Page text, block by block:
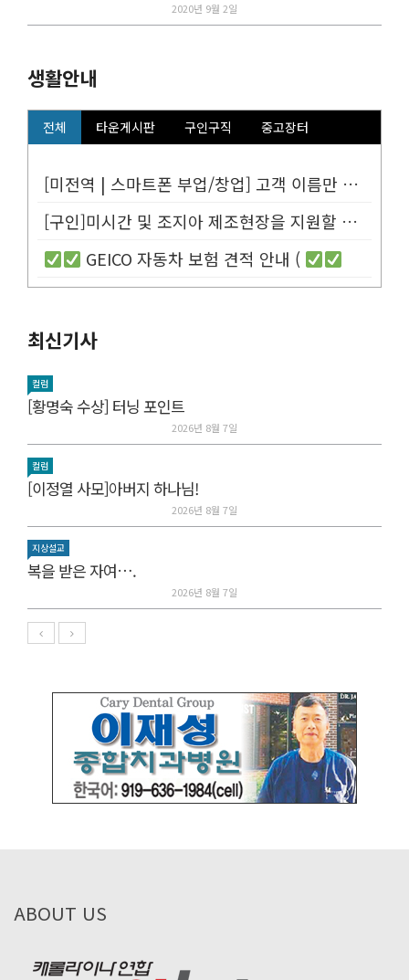
2020년 9월 2일
생활안내
전체 타운게시판 구인구직 중고장터
[미전역 | 스마트폰 부업/창업] 고객 이름만 넣으면 평생 연금 20% ...
[구인]미시간 및 조지아 제조현장을 지원할 Customer Service...
GEICO 자동차 보험 견적 안내 (
최신기사
컬럼
[황명숙 수상] 터닝 포인트
2026년 8월 7일
컬럼
[이정열 사모]아버지 하나님!
2026년 8월 7일
지상설교
복을 받은 자여….
2026년 8월 7일
ABOUT US